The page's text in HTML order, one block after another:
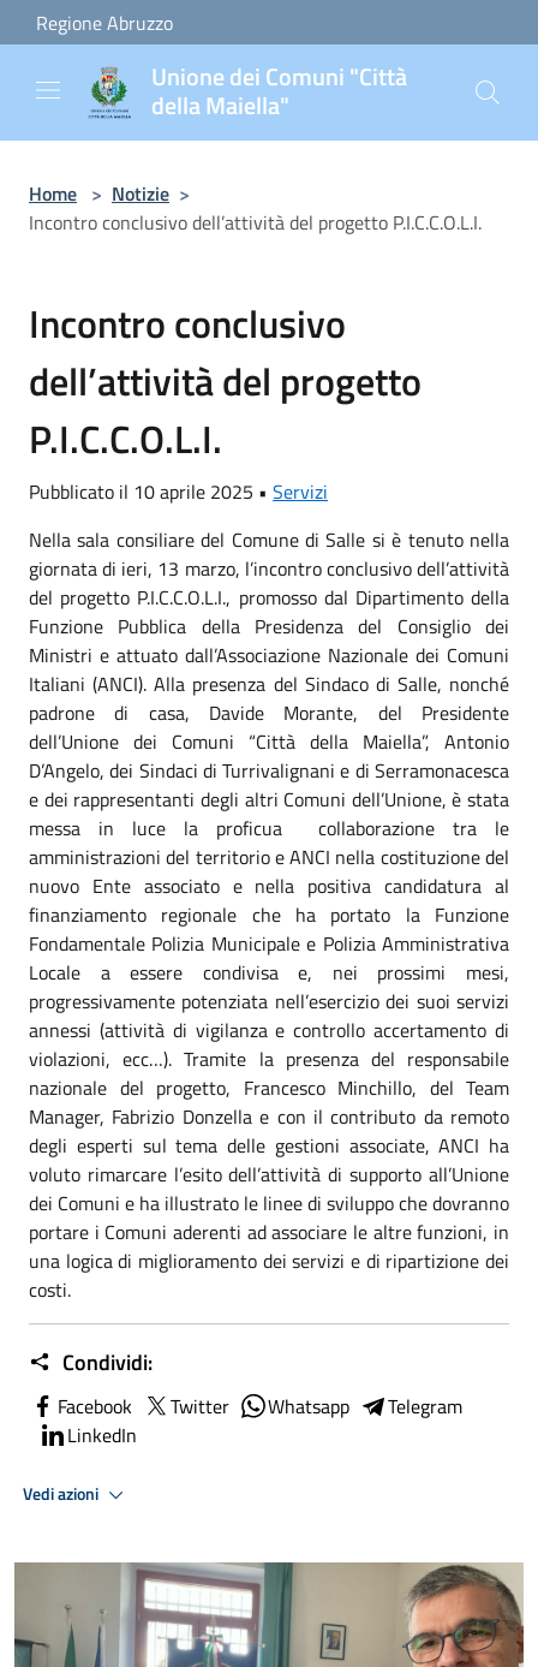
Salta al contenuto principale
Regione Abruzzo
Unione dei Comuni "Città
della Maiella"
Home > Notizie >
Incontro conclusivo dell’attività del progetto P.I.C.C.O.L.I.
Incontro conclusivo
dell’attività del progetto
P.I.C.C.O.L.I.
Pubblicato il 10 aprile 2025 • Servizi
Nella sala consiliare del Comune di Salle si è tenuto nella
giornata di ieri, 13 marzo, l’incontro conclusivo dell’attività
del progetto P.I.C.C.O.L.I., promosso dal Dipartimento della
Funzione Pubblica della Presidenza del Consiglio dei
Ministri e attuato dall’Associazione Nazionale dei Comuni
Italiani (ANCI). Alla presenza del Sindaco di Salle, nonché
padrone di casa, Davide Morante, del Presidente
dell’Unione dei Comuni “Città della Maiella”, Antonio
D’Angelo, dei Sindaci di Turrivalignani e di Serramonacesca
e dei rappresentanti degli altri Comuni dell’Unione, è stata
messa in luce la proficua collaborazione tra le
amministrazioni del territorio e ANCI nella costituzione del
nuovo Ente associato e nella positiva candidatura al
finanziamento regionale che ha portato la Funzione
Fondamentale Polizia Municipale e Polizia Amministrativa
Locale a essere condivisa e, nei prossimi mesi,
progressivamente potenziata nell’esercizio dei suoi servizi
annessi (attività di vigilanza e controllo accertamento di
violazioni, ecc…). Tramite la presenza del responsabile
nazionale del progetto, Francesco Minchillo, del Team
Manager, Fabrizio Donzella e con il contributo da remoto
degli esperti sul tema delle gestioni associate, ANCI ha
voluto rimarcare l’esito dell’attività di supporto all’Unione
dei Comuni e ha illustrato le linee di sviluppo che dovranno
portare i Comuni aderenti ad associare le altre funzioni, in
una logica di miglioramento dei servizi e di ripartizione dei
costi.
Condividi:
Facebook Twitter Whatsapp
Telegram
LinkedIn
Vedi azioni